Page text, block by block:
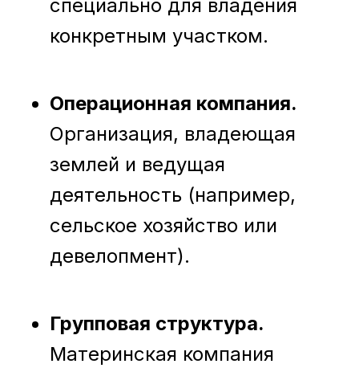
специально для владения
конкретным участком.
Операционная компания.
Организация, владеющая
землей и ведущая
деятельность (например,
сельское хозяйство или
девелопмент).
Групповая структура.
Материнская компания